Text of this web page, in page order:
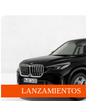
LANZAMIENTOS